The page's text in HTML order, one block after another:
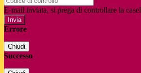
E-mail inviata, si prega di controllare la
Errore
Chiudi
Successo